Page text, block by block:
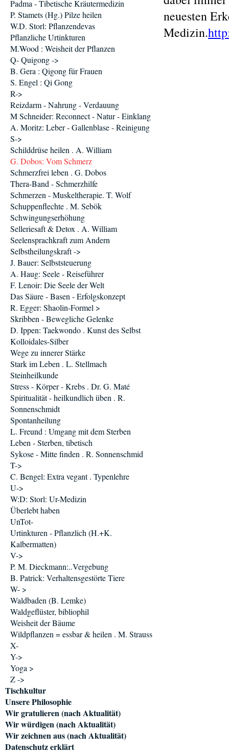
neuesten
Medizin.
Padma - Tibetische Kräutermedizin
P. Stamets (Hg.) Pilze heilen
W.D. Storl: Pflanzendevas
Pflanzliche Urtinkturen
M.Wood : Weisheit der Pflanzen
Q- Quigong ->
B. Gera : Qigong für Frauen
S. Engel : Qi Gong
R->
Reizdarm - Nahrung - Verdauung
M Schneider: Reconnect - Natur - Einklang
A. Moritz: Leber - Gallenblase - Reinigung
S->
Schilddrüse heilen . A. William
G. Dobos: Vom Schmerz
Schmerzfrei leben . G. Dobos
Thera-Band - Schmerzhilfe
Schmerzen - Muskeltherapie. T. Wolf
Schuppenflechte . M. Sebök
Schwingungserhöhung
Selleriesaft & Detox . A. William
Seelensprachkraft zum Andern
Selbstheilungskraft ->
J. Bauer: Selbststeuerung
A. Haug: Seele - Reiseführer
F. Lenoir: Die Seele der Welt
Das Säure - Basen - Erfolgskonzept
R. Egger: Shaolin-Formel >
Skribben - Bewegliche Gelenke
D. Ippen: Taekwondo . Kunst des Selbst
Kolloidales-Silber
Wege zu innerer Stärke
Stark im Leben . L. Stellmach
Steinheilkunde
Stress - Körper - Krebs . Dr. G. Maté
Spiritualität - heilkundlich üben . R.
Sonnenschmidt
Spontanheilung
L. Freund : Umgang mit dem Sterben
Leben - Sterben, tibetisch
Sykose - Mitte finden . R. Sonnenschmid
T->
C. Bengel: Extra vegant . Typenlehre
U->
W:D: Storl: Ur-Medizin
Überlebt haben
UnTot-
Urtinkturen - Pflanzlich (H.+K.
Kalbermatten)
V->
P. M. Dieckmann:..Vergebung
B. Patrick: Verhaltensgestörte Tiere
W- >
Waldbaden (B. Lemke)
Waldgeflüster, bibliophil
Weisheit der Bäume
Wildpflanzen = essbar & heilen . M. Strauss
X-
Y->
Yoga >
Z ->
Tischkultur
Unsere Philosophie
Wir gratulieren (nach Aktualität)
Wir würdigen (nach Aktualität)
Wir zeichnen aus (nach Aktualität)
Datenschutz erklärt